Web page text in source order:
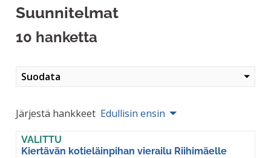
Suunnitelmat
10 hanketta
Suodata
Järjestä hankkeet Edullisin ensin
VALITTU
Kiertävän kotieläinpihan vierailu Riihimäelle